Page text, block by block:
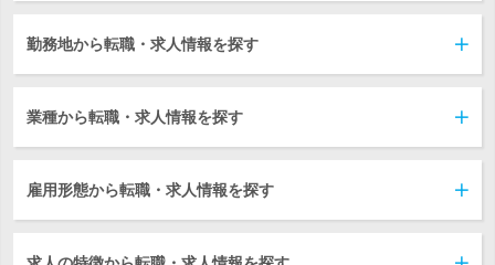
勤務地から転職・求人情報を探す
業種から転職・求人情報を探す
雇用形態から転職・求人情報を探す